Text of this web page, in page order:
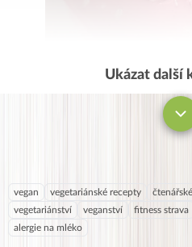
Ukázat další
vegan vegetariánské recepty
vegetariánství
veganství fitness strava
alergie na mléko